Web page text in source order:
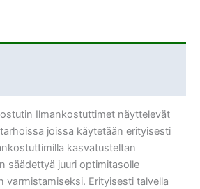
Ilmankostuttimet näyttelevät
joissa käytetään erityisesti
kasvatusteltan
säädettyä juuri optimitasolle
varmistamiseksi. Erityisesti talvella